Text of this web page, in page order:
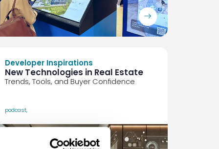
ArrowRightLong
Developer Inspirations
New Technologies in Real Estate
Trends, Tools, and Buyer Confidence
podcast,